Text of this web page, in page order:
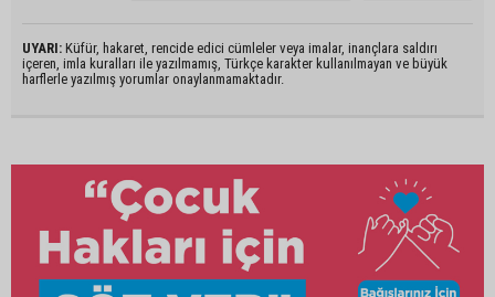
UYARI: Küfür, hakaret, rencide edici cümleler veya imalar, inançlara saldırı
içeren, imla kuralları ile yazılmamış, Türkçe karakter kullanılmayan ve büyük
harflerle yazılmış yorumlar onaylanmamaktadır.